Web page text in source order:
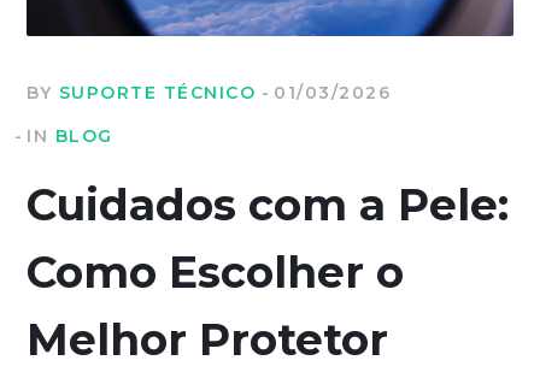
BY SUPORTE TÉCNICO
01/03/2026
IN BLOG
Cuidados com a Pele:
Como Escolher o
Melhor Protetor